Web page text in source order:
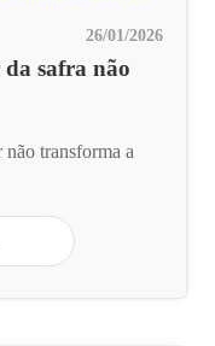
26/01/2026
safra não
transforma a